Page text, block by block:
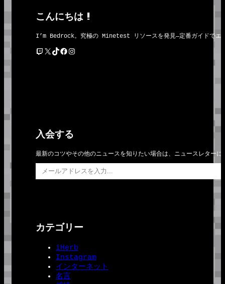
こんにちは !
I’m Bedrock。究極の Minetest リソースを発見―定番ガイドでエ
Twitch X TikTok Facebook Instagram
入会する
最新のコツやその他のニュースを知りたい場合は、ニュースレター
メールアドレスを入力…
カテゴリー
iHerb
Instagram
インターネット
名言